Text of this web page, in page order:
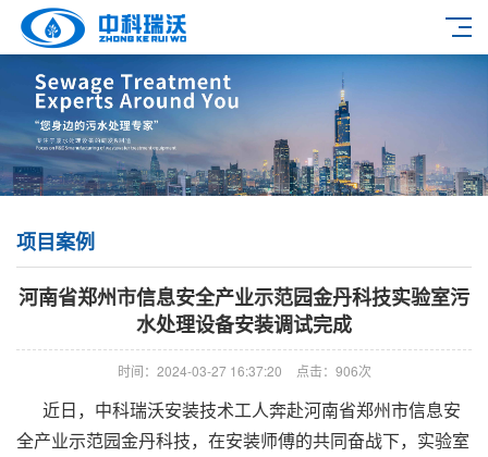
项目案例
河南省郑州市信息安全产业示范园金丹科技实验室污
水处理设备安装调试完成
时间：2024-03-27 16:37:20 点击：906次
近日，中科瑞沃安装技术工人奔赴河南省郑州市信息安
全产业示范园金丹科技，在安装师傅的共同奋战下，实验室